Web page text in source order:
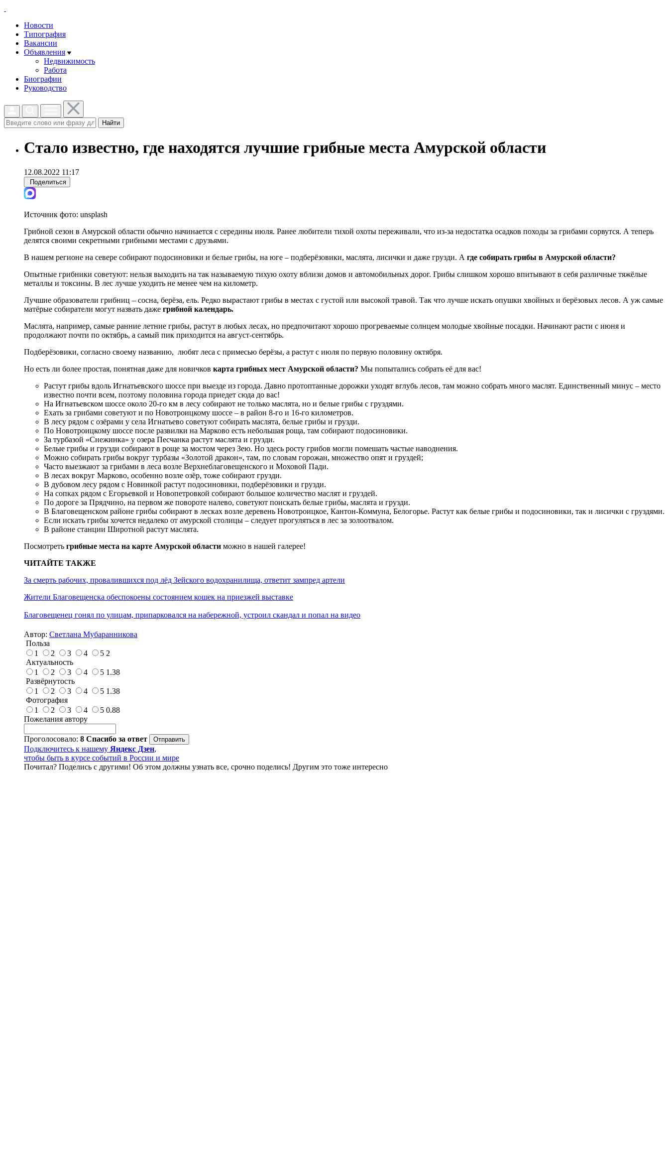
Новости
Типография
Вакансии
Объявления
Недвижимость
Работа
Биографии
Руководство
Найти
Стало известно, где находятся лучшие грибные места Амурской области
12.08.2022 11:17
Поделиться
Источник фото: unsplash
Грибной сезон в Амурской области обычно начинается с середины июля. Ранее любители тихой охоты переживали, что из-за недостатка осадков походы за грибами сорвутся. А теперь
делятся своими секретными грибными местами с друзьями.
В нашем регионе на севере собирают подосиновики и белые грибы, на юге – подберёзовики, маслята, лисички и даже грузди. А где собирать грибы в Амурской области?
Опытные грибники советуют: нельзя выходить на так называемую тихую охоту вблизи домов и автомобильных дорог. Грибы слишком хорошо впитывают в себя различные тяжёлые
металлы и токсины. В лес лучше уходить не менее чем на километр.
Лучшие образователи грибниц – сосна, берёза, ель. Редко вырастают грибы в местах с густой или высокой травой. Так что лучше искать опушки хвойных и берёзовых лесов. А уж самые
матёрые собиратели могут назвать даже грибной календарь.
Маслята, например, самые ранние летние грибы, растут в любых лесах, но предпочитают хорошо прогреваемые солнцем молодые хвойные посадки. Начинают расти с июня и
продолжают почти по октябрь, а самый пик приходится на август-сентябрь.
Подберёзовики, согласно своему названию, любят леса с примесью берёзы, а растут с июля по первую половину октября.
Но есть ли более простая, понятная даже для новичков карта грибных мест Амурской области? Мы попытались собрать её для вас!
Растут грибы вдоль Игнатьевского шоссе при выезде из города. Давно протоптанные дорожки уходят вглубь лесов, там можно собрать много маслят. Единственный минус – место
известно почти всем, поэтому половина города приедет сюда до вас!
На Игнатьевском шоссе около 20-го км в лесу собирают не только маслята, но и белые грибы с груздями.
Ехать за грибами советуют и по Новотроицкому шоссе – в район 8-го и 16-го километров.
В лесу рядом с озёрами у села Игнатьево советуют собирать маслята, белые грибы и грузди.
По Новотроицкому шоссе после развилки на Марково есть небольшая роща, там собирают подосиновики.
За турбазой «Снежинка» у озера Песчанка растут маслята и грузди.
Белые грибы и грузди собирают в роще за мостом через Зею. Но здесь росту грибов могли помешать частые наводнения.
Можно собирать грибы вокруг турбазы «Золотой дракон», там, по словам горожан, множество опят и груздей;
Часто выезжают за грибами в леса возле Верхнеблаговещенского и Моховой Пади.
В лесах вокруг Марково, особенно возле озёр, тоже собирают грузди.
В дубовом лесу рядом с Новинкой растут подосиновики, подберёзовики и грузди.
На сопках рядом с Егорьевкой и Новопетровкой собирают большое количество маслят и груздей.
По дороге за Прядчино, на первом же повороте налево, советуют поискать белые грибы, маслята и грузди.
В Благовещенском районе грибы собирают в лесках возле деревень Новотроицкое, Кантон-Коммуна, Белогорье. Растут как белые грибы и подосиновики, так и лисички с груздями.
Если искать грибы хочется недалеко от амурской столицы – следует прогуляться в лес за золоотвалом.
В районе станции Широтной растут маслята.
Посмотреть грибные места на карте Амурской области можно в нашей галерее!
ЧИТАЙТЕ ТАКЖЕ
За смерть рабочих, провалившихся под лёд Зейского водохранилища, ответит зампред артели
Жители Благовещенска обеспокоены состоянием кошек на приезжей выставке
Благовещенец гонял по улицам, припарковался на набережной, устроил скандал и попал на видео
Автор: Светлана Мубаранникова
Польза
1
2 3 4 5 2
Актуальность
1
2 3 4 5 1.38
Развёрнутость
1
2 3 4 5 1.38
Фотография
1
2 3 4 5 0.88
Пожелания автору
Проголосовало: 8 Спасибо за ответ
Подключитесь к нашему Яндекс Дзен,
чтобы быть в курсе событий в России и мире
Почитал? Поделись с другими! Об этом должны узнать все, срочно поделись! Другим это тоже интересно